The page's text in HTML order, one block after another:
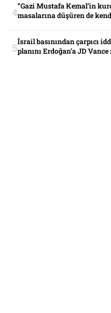
“Gazi Mustafa Kemal’in
masalarına düşüren de
İsrail basınından çarpıcı
planını Erdoğan’a JD Vance